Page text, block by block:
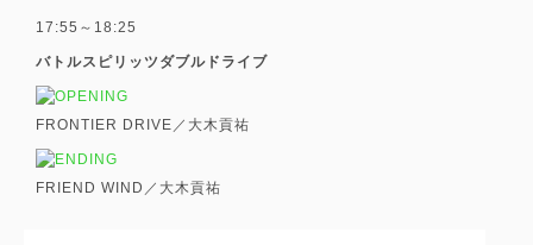
17:55～18:25
バトルスピリッツダブルドライブ
FRONTIER DRIVE／大木貢祐
FRIEND WIND／大木貢祐